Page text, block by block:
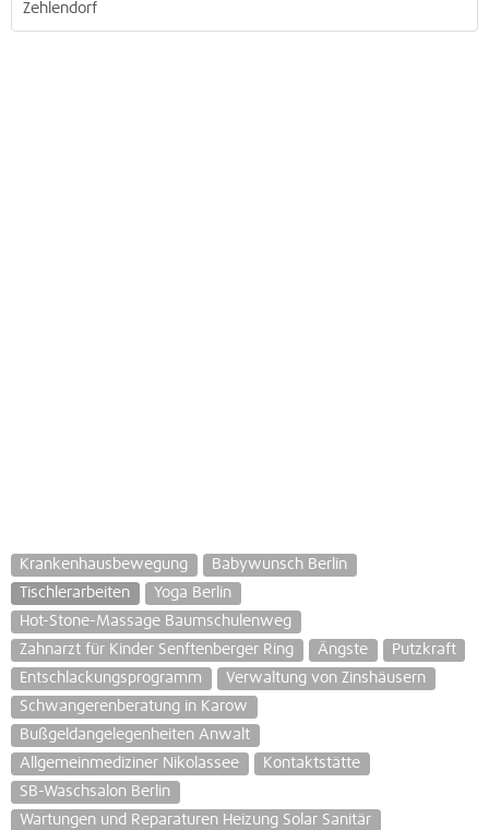
Zehlendorf
Krankenhausbewegung
Babywunsch Berlin
Tischlerarbeiten
Yoga Berlin
Hot-Stone-Massage Baumschulenweg
Zahnarzt für Kinder Senftenberger Ring
Ängste
Putzkraft
Entschlackungsprogramm
Verwaltung von Zinshäusern
Schwangerenberatung in Karow
Bußgeldangelegenheiten Anwalt
Allgemeinmediziner Nikolassee
Kontaktstätte
SB-Waschsalon Berlin
Wartungen und Reparaturen Heizung Solar Sanitär